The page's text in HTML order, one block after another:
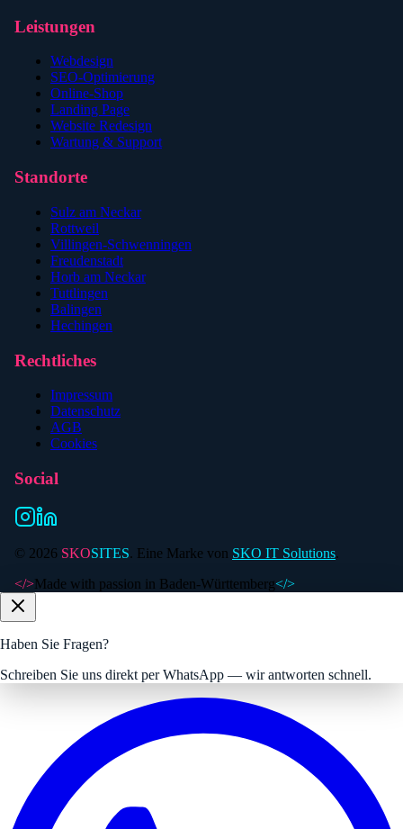
Leistungen
Webdesign
SEO-Optimierung
Online-Shop
Landing Page
Website Redesign
Wartung & Support
Standorte
Sulz am Neckar
Rottweil
Villingen-Schwenningen
Freudenstadt
Horb am Neckar
Tuttlingen
Balingen
Hechingen
Rechtliches
Impressum
Datenschutz
AGB
Cookies
Social
© 2026 SKOSITES. Eine Marke von SKO IT Solutions.
</>Made with passion in Baden-Württemberg</>
Haben Sie Fragen?
Schreiben Sie uns direkt per WhatsApp — wir antworten schnell.